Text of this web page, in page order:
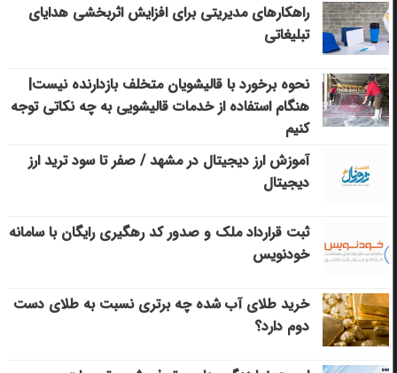
راهکارهای مدیریتی برای افزایش اثربخشی هدایای
تبلیغاتی
نحوه برخورد با قالیشویان متخلف بازدارنده نیست|
هنگام استفاده از خدمات قالیشویی به چه نکاتی توجه
کنیم
آموزش ارز دیجیتال در مشهد / صفر تا سود ترید ارز
دیجیتال
ثبت قرارداد ملک و صدور کد رهگیری رایگان با سامانه
خودنویس
خرید طلای آب شده چه برتری نسبت به طلای دست
دوم دارد؟